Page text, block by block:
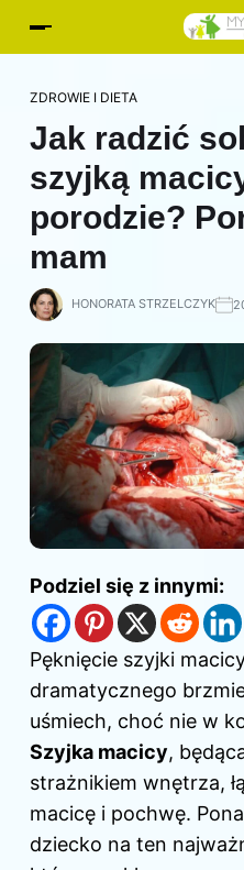
ZDROWIE I DIETA
Jak radzić
szyjką
porodzie?
mam
HONORATA STRZELCZYK
Podziel się z innymi:
Pęknięcie szyjki
dramatycznego
uśmiech, choć nie w
Szyjka macicy,
strażnikiem wnętrza,
macicę i pochwę.
dziecko na ten